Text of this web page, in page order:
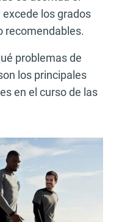
excede los grados
recomendables.
problemas de
los principales
en el curso de las